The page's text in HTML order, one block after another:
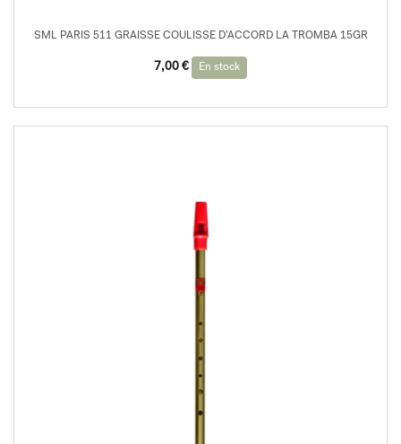
SML PARIS 511 GRAISSE COULISSE D’ACCORD LA TROMBA 15GR
7,00 € En stock